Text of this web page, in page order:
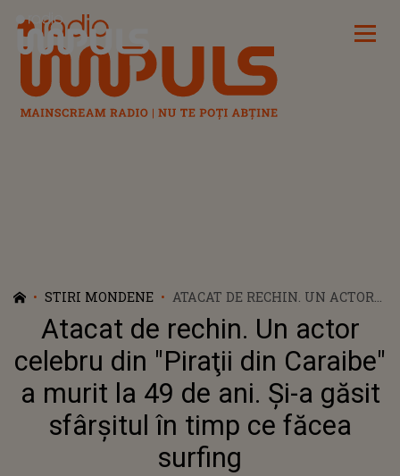
Radio Impuls
STIRI MONDENE
ATACAT DE RECHIN. UN ACTOR
CELEBRU DIN "PIRAŢII DIN
CARAIBE" A MURIT LA 49 DE
ANI. ȘI-A GĂSIT SFÂRȘITUL ÎN
TIMP CE FĂCEA SURFING
Atacat de rechin. Un actor
celebru din "Piraţii din Caraibe"
a murit la 49 de ani. Și-a găsit
sfârșitul în timp ce făcea
surfing